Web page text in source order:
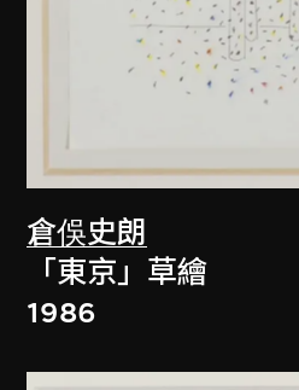
倉俁史朗
「東京」草繪
1986